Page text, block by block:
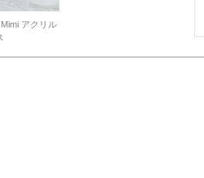
アクリル